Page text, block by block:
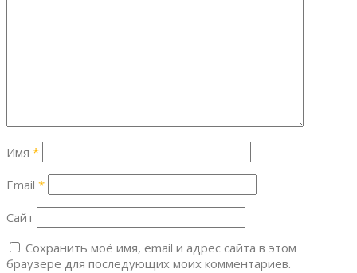
Имя *
Email *
Сайт
Сохранить моё имя, email и адрес сайта в этом
браузере для последующих моих комментариев.